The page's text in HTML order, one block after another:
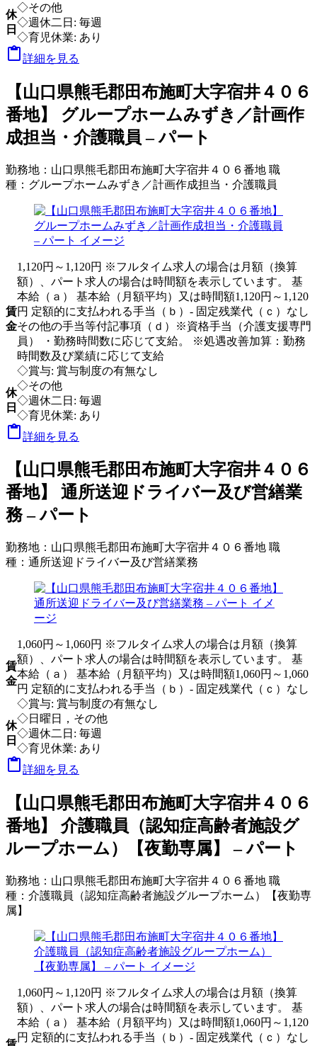
休
日
◇その他
◇週休二日: 毎週
◇育児休業: あり
詳細を見る
【山口県熊毛郡田布施町大字宿井４０６
番地】 グループホームみずき／計画作
成担当・介護職員 – パート
勤務地： 山口県熊毛郡田布施町大字宿井４０６番地 職
種： グループホームみずき／計画作成担当・介護職員
賃
金
1,120円～1,120円 ※フルタイム求人の場合は月額（換算
額）、パート求人の場合は時間額を表示しています。 基
本給（ａ） 基本給（月額平均）又は時間額1,120円～1,120
円 定額的に支払われる手当（ｂ）- 固定残業代（ｃ）なし
その他の手当等付記事項（ｄ）※資格手当（介護支援専門
員） ・勤務時間数に応じて支給。 ※処遇改善加算：勤務
時間数及び業績に応じて支給
◇賞与: 賞与制度の有無なし
休
日
◇その他
◇週休二日: 毎週
◇育児休業: あり
詳細を見る
【山口県熊毛郡田布施町大字宿井４０６
番地】 通所送迎ドライバー及び営繕業
務 – パート
勤務地： 山口県熊毛郡田布施町大字宿井４０６番地 職
種： 通所送迎ドライバー及び営繕業務
賃
金
1,060円～1,060円 ※フルタイム求人の場合は月額（換算
額）、パート求人の場合は時間額を表示しています。 基
本給（ａ） 基本給（月額平均）又は時間額1,060円～1,060
円 定額的に支払われる手当（ｂ）- 固定残業代（ｃ）なし
◇賞与: 賞与制度の有無なし
休
日
◇日曜日，その他
◇週休二日: 毎週
◇育児休業: あり
詳細を見る
【山口県熊毛郡田布施町大字宿井４０６
番地】 介護職員（認知症高齢者施設グ
ループホーム）【夜勤専属】 – パート
勤務地： 山口県熊毛郡田布施町大字宿井４０６番地 職
種： 介護職員（認知症高齢者施設グループホーム）【夜勤専
属】
1,060円～1,120円 ※フルタイム求人の場合は月額（換算
額）、パート求人の場合は時間額を表示しています。 基
本給（ａ） 基本給（月額平均）又は時間額1,060円～1,120
円 定額的に支払われる手当（ｂ）- 固定残業代（ｃ）なし